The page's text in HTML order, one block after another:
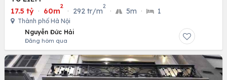
17.5 tỷ · 60m
2
· 292 tr/m
2
· 5m · 1
Thành phố Hà Nội
Nguyễn Đức Hải
Đăng hôm qua